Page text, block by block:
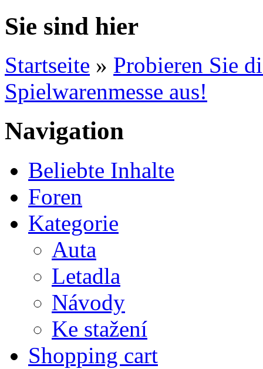
Sie sind hier
Startseite » Probieren Sie
Spielwarenmesse aus!
Navigation
Beliebte Inhalte
Foren
Kategorie
Auta
Letadla
Návody
Ke stažení
Shopping cart